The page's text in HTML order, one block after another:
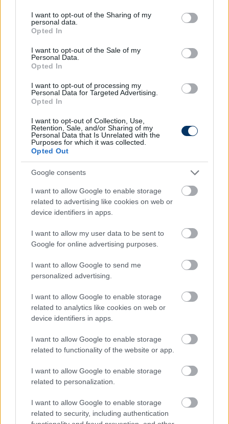
not limited to your visit or usage behaviour. You may click to
grant or deny consent to Google and its third-party tags to
use your data for below specified purposes in below Google
consent section.
I want to opt-out of the Sharing of my
personal data.
Opted In
I want to opt-out of the Sale of my
Personal Data.
Opted In
I want to opt-out of processing my
Personal Data for Targeted Advertising.
Opted In
I want to opt-out of Collection, Use,
Retention, Sale, and/or Sharing of my
Personal Data that Is Unrelated with the
Purposes for which it was collected.
Opted Out
Google consents
I want to allow Google to enable storage
related to advertising like cookies on web or
device identifiers in apps.
I want to allow my user data to be sent to
Google for online advertising purposes.
I want to allow Google to send me
personalized advertising.
I want to allow Google to enable storage
related to analytics like cookies on web or
device identifiers in apps.
I want to allow Google to enable storage
related to functionality of the website or app.
I want to allow Google to enable storage
related to personalization.
I want to allow Google to enable storage
related to security, including authentication
NB I: Lanzafame duplája pontot sem
ért, idegenben simázott a Kövesd és a
ZTE – eredmények, videók
Davide Lanzafame - visszatérése után - duplázni
tudott a harmadik kispesti korszakában, azonban a
két találata nem ért pontot a Honvédnak a Debrecen
ellen, a ZTE a Kaposvár vendégeként szerezte meg az
első győzelmét. A Mezőkövesd is idegenben nyert.
Itt állíthatod be, hogy a Csakfoci az elsők
között legyen a Google-találatokban
Tetszett a cikk? Megosztanád?
CÍMKÉK: #MOL FEHÉRVÁR FC